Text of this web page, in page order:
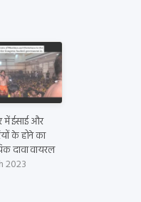
ईसाई और
के होने का
दावा वायरल
2023